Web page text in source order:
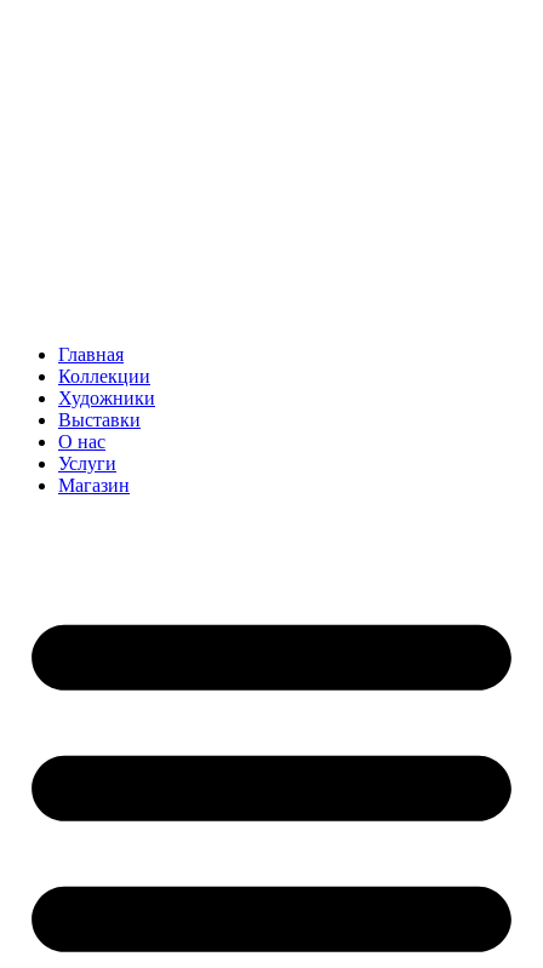
Главная
Коллекции
Художники
Выставки
О нас
Услуги
Магазин